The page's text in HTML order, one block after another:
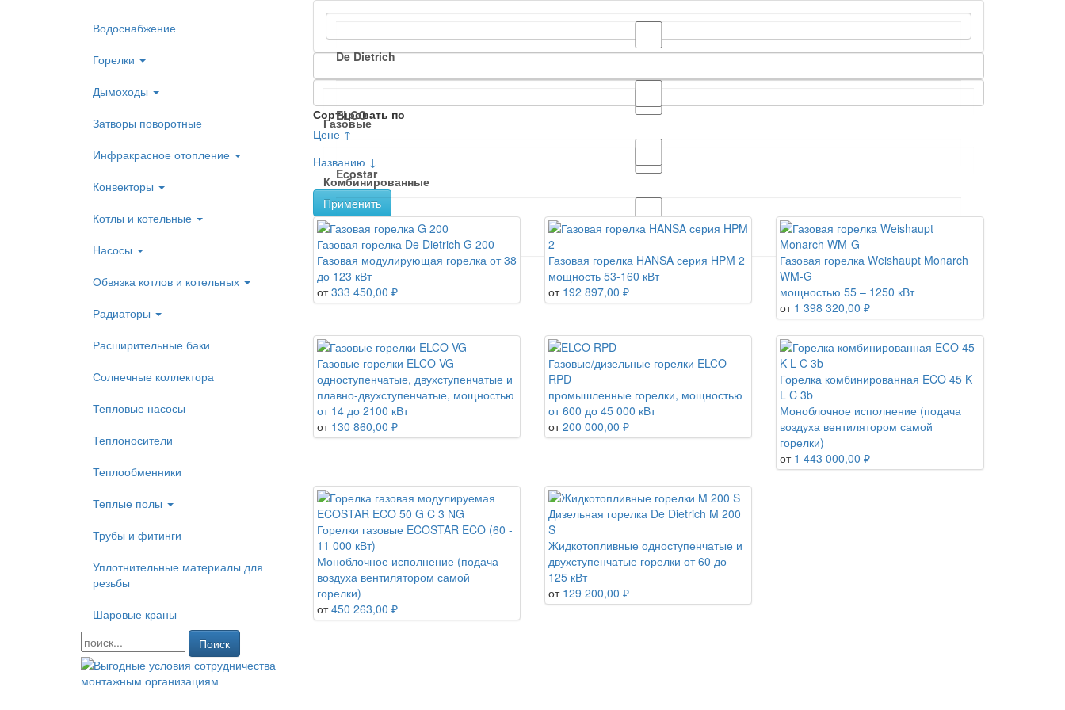
Водоснабжение
Горелки
Дымоходы
Затворы поворотные
Инфракрасное отопление
Конвекторы
Котлы и котельные
Насосы
Обвязка котлов и котельных
Радиаторы
Расширительные баки
Солнечные коллектора
Тепловые насосы
Теплоносители
Теплообменники
Теплые полы
Трубы и фитинги
Уплотнительные материалы для
резьбы
Шаровые краны
Поиск
De Dietrich
ELCO
Ecostar
HANSA
Weishaupt
Газовые
Комбинированные
Сортировать по
Цене ↑
Названию ↓
Применить
Газовая горелка De Dietrich G 200
Газовая модулирующая горелка от 38
до 123 кВт
от 333 450,00 ₽
Газовая горелка HANSA серия HPM 2
мощность 53-160 кВт
от 192 897,00 ₽
Газовая горелка Weishaupt Monarch
WM-G
мощностью 55 – 1250 кВт
от 1 398 320,00 ₽
Газовые горелки ELCO VG
одноступенчатые, двухступенчатые и
плавно-двухступенчатые, мощностью
от 14 до 2100 кВт
от 130 860,00 ₽
Газовые/дизельные горелки ELCO
RPD
промышленные горелки, мощностью
от 600 до 45 000 кВт
от 200 000,00 ₽
Горелка комбинированная ECO 45 K
L C 3b
Моноблочное исполнение (подача
воздуха вентилятором самой
горелки)
от 1 443 000,00 ₽
Горелки газовые ECOSTAR ECO (60 -
11 000 кВт)
Моноблочное исполнение (подача
воздуха вентилятором самой
горелки)
от 450 263,00 ₽
Дизельная горелка De Dietrich M 200
S
Жидкотопливные одноступенчатые и
двухступенчатые горелки от 60 до
125 кВт
от 129 200,00 ₽